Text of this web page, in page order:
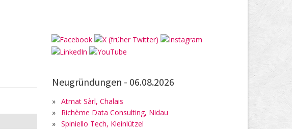
Neugründungen - 06.08.2026
» Atmat Sàrl, Chalais
»
Richème Data Consulting, Nidau
» Spiniello Tech, Kleinlützel